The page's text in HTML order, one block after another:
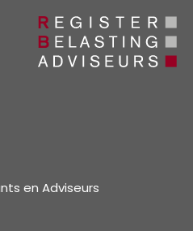
en Adviseurs